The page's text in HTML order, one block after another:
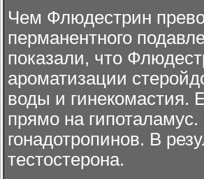
Чем Флюдестрин
перманентного
показали, что
ароматизации
воды и гинекомастия.
прямо на
гонадотропинов. В
тестостерона.